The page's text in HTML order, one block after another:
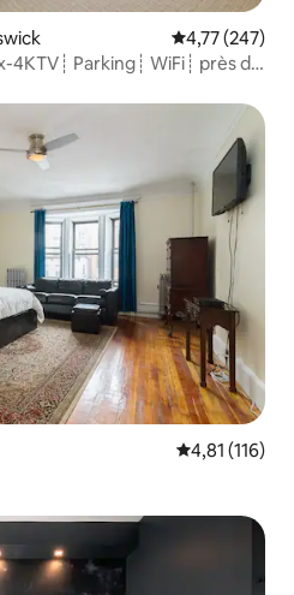
Évaluation
4,77 (247)
Parking┊ WiFi┊ près de
Évaluation
4,81 (116)